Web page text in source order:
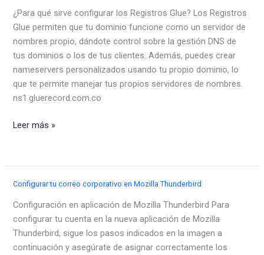
de
mi.com.co
¿Para qué sirve configurar los Registros Glue? Los Registros
Glue permiten que tu dominio funcione como un servidor de
nombres propio, dándote control sobre la gestión DNS de
tus dominios o los de tus clientes. Además, puedes crear
nameservers personalizados usando tu propio dominio, lo
que te permite manejar tus propios servidores de nombres.
ns1.gluerecord.com.co
¿Cómo
registros
Glue
mi.com.co?
Leer más »
Configurar tu correo corporativo en Mozilla Thunderbird
Configuración en aplicación de Mozilla Thunderbird Para
configurar tu cuenta en la nueva aplicación de Mozilla
Thunderbird, sigue los pasos indicados en la imagen a
continuación y asegúrate de asignar correctamente los